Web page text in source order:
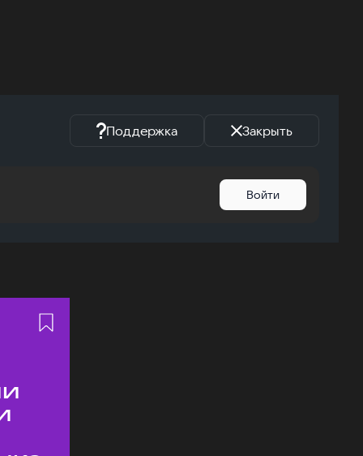
Поддержка Закрыть
Войти